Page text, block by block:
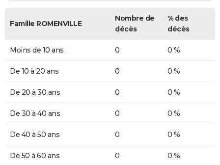
Famille ROMENVILLE
Nombre de
décès
% des
décès
Moins de 10 ans 0 0 %
De 10 à 20 ans 0 0 %
De 20 à 30 ans 0 0 %
De 30 à 40 ans 0 0 %
De 40 à 50 ans 0 0 %
De 50 à 60 ans 0 0 %